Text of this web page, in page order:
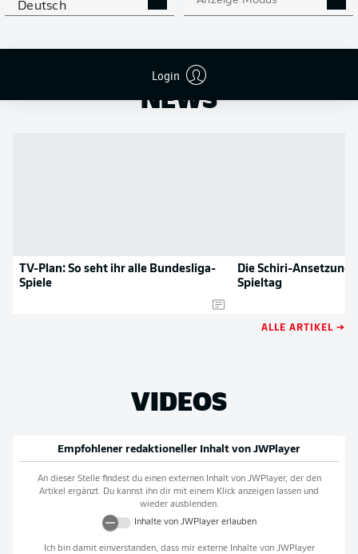
Deutsch
Login
NOCH MEHR BUNDESLIGA
IN DER APP!
NEWS
TV-Plan: So seht ihr alle Bundesliga-
Spiele
Die Schiri-
Spieltag
ALLE ARTIKEL →
VIDEOS
Empfohlener redaktioneller Inhalt von JWPlayer
An dieser Stelle findest du einen externen Inhalt von JWPlayer, der den
Artikel ergänzt. Du kannst ihn dir mit einem Klick anzeigen lassen und
wieder ausblenden.
Inhalte von JWPlayererlauben
Ich bin damit einverstanden, dass mir externe Inhalte von JWPlayer